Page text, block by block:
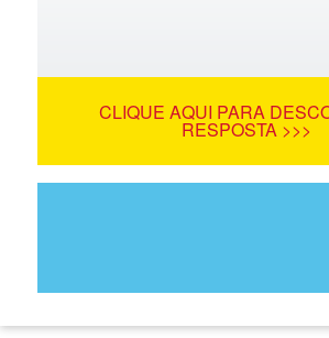
CLIQUE AQUI PARA
RESPOSTA >>>